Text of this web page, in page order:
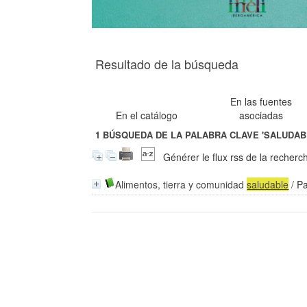
Resultado de la búsqueda
En el catálogo
En las fuentes
asociadas
1 BÚSQUEDA DE LA PALABRA CLAVE
Générer le flux rss de la
Alimentos, tierra y comunidadsaludable /